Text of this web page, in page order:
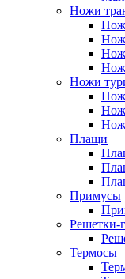
Ножи
Ножи
Плащи
Примусы
Решетки-
Термосы